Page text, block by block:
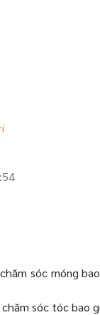
sóc móng
sóc tóc bao